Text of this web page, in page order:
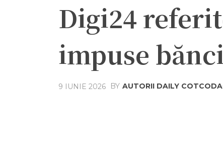
Digi24
impuse
9 IUNIE 2026 BY AUTORII DAILY